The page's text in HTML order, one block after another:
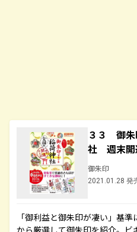
３３ 御朱
社 週末開
御朱印
2021.01.28 発
「御利益と御朱印が凄い」基
から厳選して御朱印を紹介。